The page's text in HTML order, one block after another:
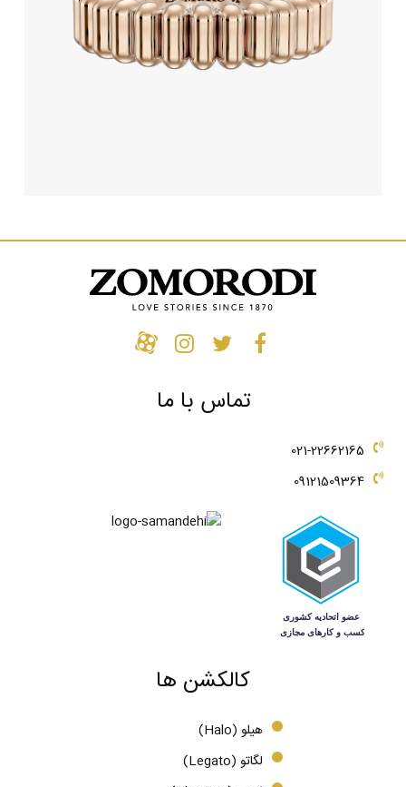
تماس با ما
021-22662165
09121509364
کالکشن ها
هیلو (Halo)
لگاتو (Legato)